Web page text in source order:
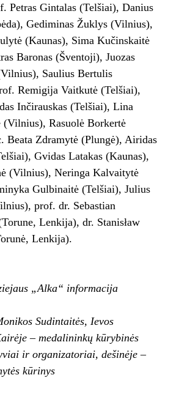
Petras Gintalas (Telšiai), Danius
Gediminas Žuklys (Vilnius),
(Kaunas), Sima Kučinskaitė
Baronas (Šventoji), Juozas
Saulius Bertulis
Remigija Vaitkutė (Telšiai),
Inčirauskas (Telšiai), Lina
(Vilnius), Rasuolė Borkertė
Beata Zdramytė (Plungė), Airidas
Gvidas Latakas (Kaunas),
(Vilnius), Neringa Kalvaitytė
Gulbinaitė (Telšiai), Julius
prof. dr. Sebastian
Lenkija), dr. Stanisław
Lenkija).
„Alka“ informacija
Sudintaitės, Ievos
– medalininkų kūrybinės
ir organizatoriai, dešinėje –
kūrinys